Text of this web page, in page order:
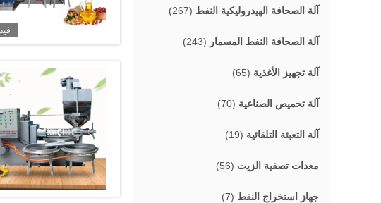
آلة الصحافة الهيدروليكية النفط (267)
آلة الصحافة النفط المسمار (243)
آلة تجهيز الأغذية (65)
آلة تحميص الصناعية (70)
آلة التعبئة التلقائية (19)
معدات تصفية الزيت (56)
جهاز استخراج النفط (7)